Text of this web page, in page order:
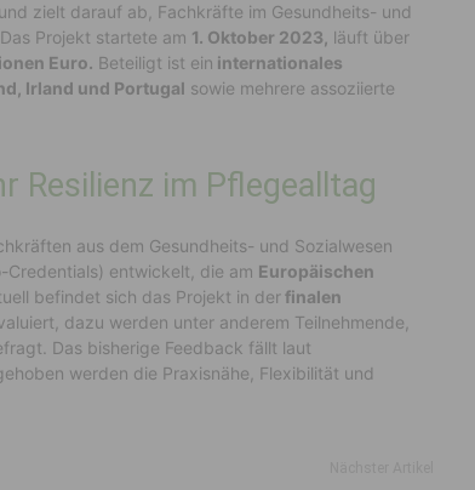
zielt darauf ab, Fachkräfte im Gesundheits- und
Projekt startete am 1. Oktober 2023, läuft über
Euro. Beteiligt ist ein internationales
Irland und Portugal sowie mehrere assoziierte
Resilienz im Pflegealltag
aus dem Gesundheits- und Sozialwesen
Credentials) entwickelt, die am Europäischen
befindet sich das Projekt in derfinalen
dazu werden unter anderem Teilnehmende,
Das bisherige Feedback fällt laut
werden die Praxisnähe, Flexibilität und